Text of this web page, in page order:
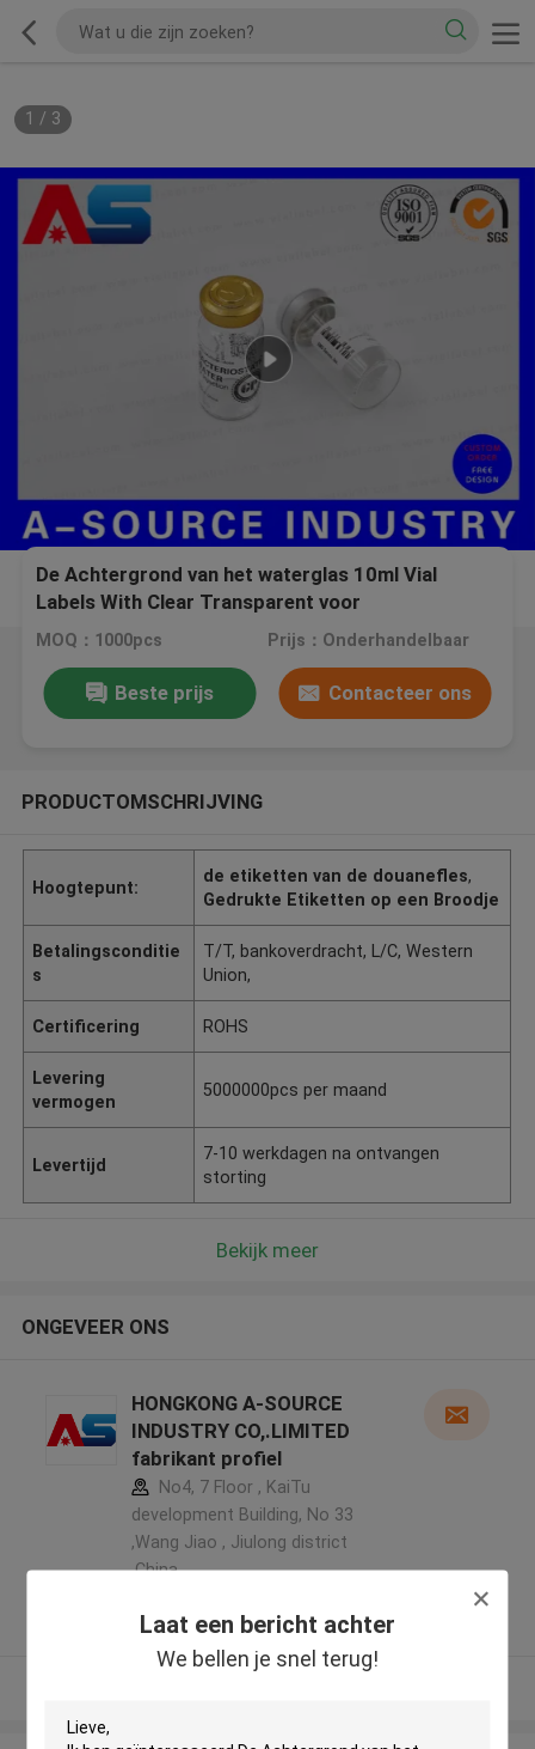
Laat een bericht achter
We bellen je snel terug!
1 / 3
De Achtergrond van het waterglas 10ml Vial
Labels With Clear Transparent voor
Supplementen/Hcg-het etiketdruk van de
Pakketsticker
MOQ：1000pcs Prijs：Onderhandelbaar
Beste prijs Contacteer ons
PRODUCTOMSCHRIJVING
Hoogtepunt:
de etiketten van de douanefles,
Gedrukte Etiketten op een Broodje
Betalingsconditie
s
T/T, bankoverdracht, L/C, Western
Union,
Certificering ROHS
Levering
vermogen
5000000pcs per maand
Levertijd
7-10 werkdagen na ontvangen
storting
Bekijk meer
ONGEVEER ONS
HONGKONG A-SOURCE
INDUSTRY CO,.LIMITED
fabrikant profiel
No4, 7 Floor , KaiTu
development Building, No 33
,Wang Jiao , Jiulong district
,China
Geverifieerde Leverancier